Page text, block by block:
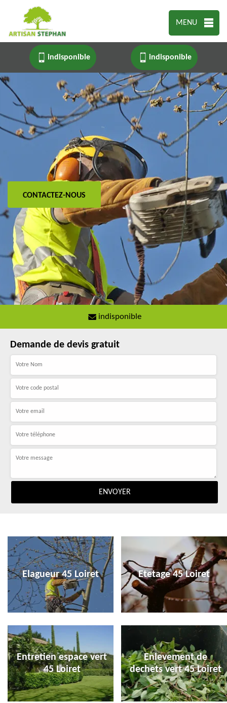
MENU
indisponible indisponible
CONTACTEZ-NOUS
indisponible
Demande de devis gratuit
Elagueur 45 Loiret Etetage 45 Loiret
Entretien espace vert
45 Loiret
Enlevement de
dechets vert 45 Loiret